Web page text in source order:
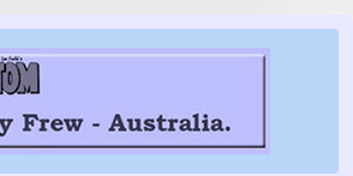
559